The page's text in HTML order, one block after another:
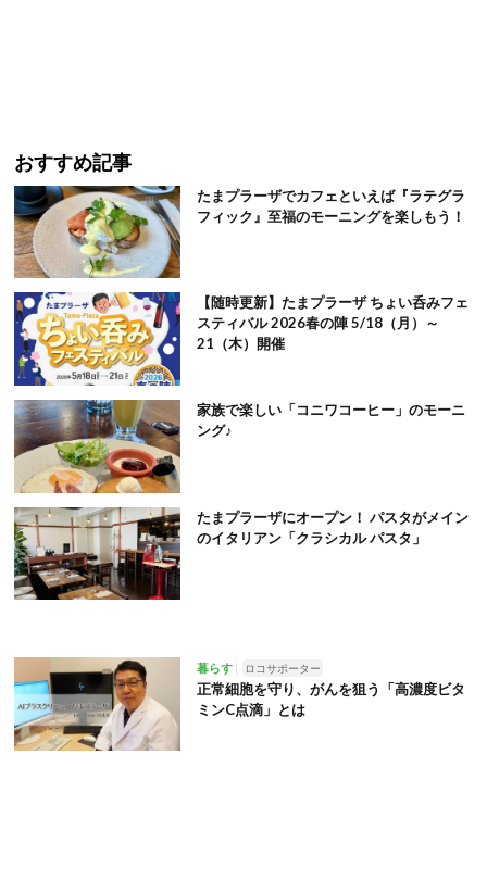
おすすめ記事
たまプラーザでカフェといえば『ラテグラ
フィック』至福のモーニングを楽しもう！
【随時更新】たまプラーザ ちょい呑みフェ
スティバル 2026春の陣 5/18（月）～
21（木）開催
家族で楽しい「コニワコーヒー」のモーニ
ング♪
たまプラーザにオープン！ パスタがメイン
のイタリアン「クラシカル パスタ」
暮らす ロコサポーター
正常細胞を守り、がんを狙う「高濃度ビタ
ミンC点滴」とは